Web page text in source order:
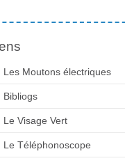
Les Moutons électriques
Bibliogs
Le Visage Vert
Le Téléphonoscope